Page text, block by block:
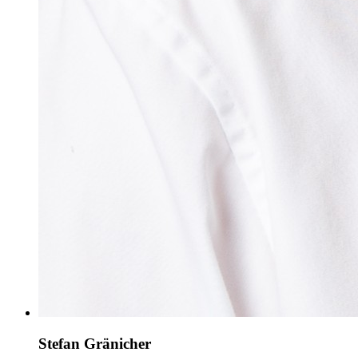
Stefan Gränicher